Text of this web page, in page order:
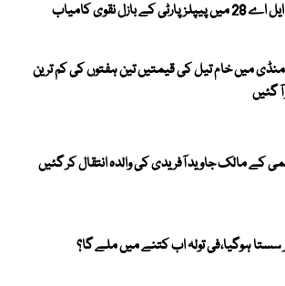
کے بازل نقوی کامیاب
میں خام تیل کی قیمتیں تین ہفتوں کی کم ترین
گئیں
کے مالک جاوید آفریدی کی والدہ انتقال کر گئیں
سستا ہوگیا،فی تولہ اب کتنے میں ملے گا؟